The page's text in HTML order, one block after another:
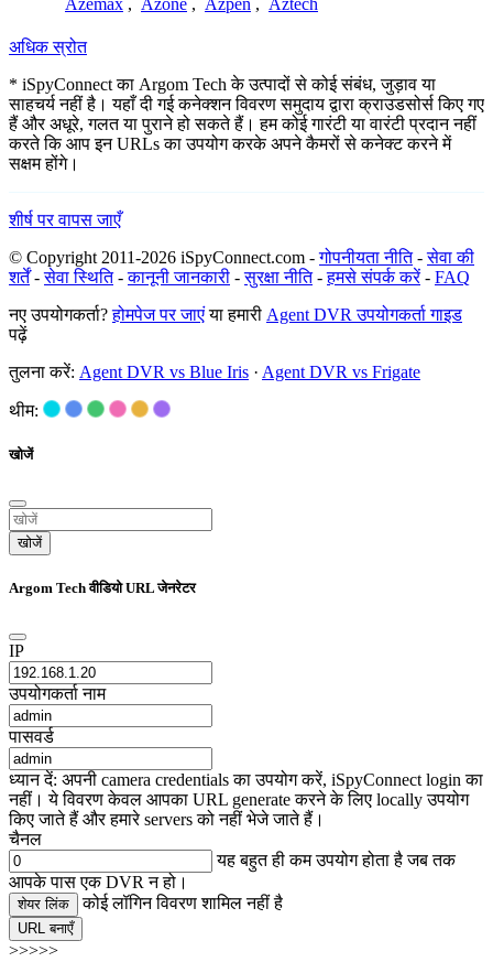
Azemax , Azone , Azpen , Aztech
अधिक स्रोत
* iSpyConnect का Argom Tech के उत्पादों से कोई संबंध, जुड़ाव या
साहचर्य नहीं है। यहाँ दी गई कनेक्शन विवरण समुदाय द्वारा क्राउडसोर्स किए गए
हैं और अधूरे, गलत या पुराने हो सकते हैं। हम कोई गारंटी या वारंटी प्रदान नहीं
करते कि आप इन URLs का उपयोग करके अपने कैमरों से कनेक्ट करने में
सक्षम होंगे।
शीर्ष पर वापस जाएँ
© Copyright 2011-2026 iSpyConnect.com -गोपनीयता नीति-सेवा की
शर्तें-सेवा स्थिति-कानूनी जानकारी -सुरक्षा नीति-हमसे संपर्क करें- FAQ
नए उपयोगकर्ता?होमपेज पर जाएंया हमारी Agent DVR उपयोगकर्ता गाइड
पढ़ें
तुलना करें: Agent DVR vs Blue Iris · Agent DVR vs Frigate
थीम:
खोजें
खोजें
Argom Tech वीडियो URL जेनरेटर
IP
उपयोगकर्ता नाम
पासवर्ड
ध्यान दें: अपनी camera credentials का उपयोग करें, iSpyConnect login का
नहीं। ये विवरण केवल आपका URL generate करने के लिए locally उपयोग
किए जाते हैं और हमारे servers को नहीं भेजे जाते हैं।
चैनल
यह बहुत ही कम उपयोग होता है जब तक
आपके पास एक DVR न हो।
शेयर लिंक कोई लॉगिन विवरण शामिल नहीं है
URL बनाएँ
>>>>>